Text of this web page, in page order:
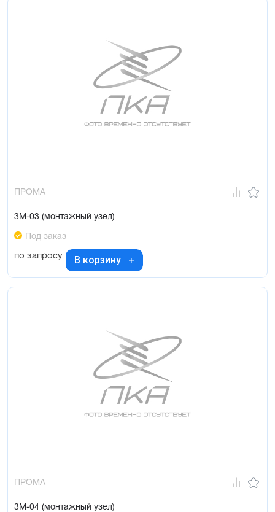
ПРОМА
3М-03 (монтажный узел)
Под заказ
по запросу В корзину
ПРОМА
3М-04 (монтажный узел)